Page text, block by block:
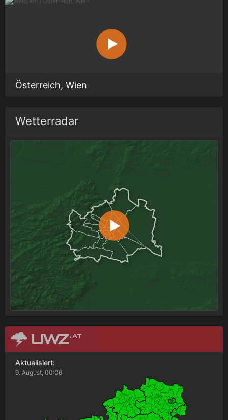
Österreich, Wien
Wetterradar
Aktualisiert:
9. August, 00:06